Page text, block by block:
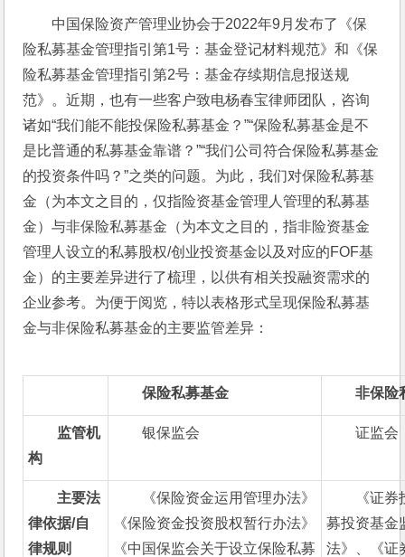
中国保险资产管理业协会于2022年9月发布了《保
险私募基金管理指引第1号：基金登记材料规范》和《保
险私募基金管理指引第2号：基金存续期信息报送规
范》。近期，也有一些客户致电杨春宝律师团队，咨询
诸如“我们能不能投保险私募基金？”“保险私募基金是不
是比普通的私募基金靠谱？”“我们公司符合保险私募基金
的投资条件吗？”之类的问题。为此，我们对保险私募基
金（为本文之目的，仅指险资基金管理人管理的私募基
金）与非保险私募基金（为本文之目的，指非险资基金
管理人设立的私募股权/创业投资基金以及对应的FOF基
金）的主要差异进行了梳理，以供有相关投融资需求的
企业参考。为便于阅览，特以表格形式呈现保险私募基
金与非保险私募基金的主要监管差异：
保险私募基金 非保险
监管机
构
银保监会 证监会
主要法
律依据/自
律规则
《保险资金运用管理办法》
《保险资金投资股权暂行办法》
《中国保监会关于设立保险私募
《证
募投资基金
法》、《证